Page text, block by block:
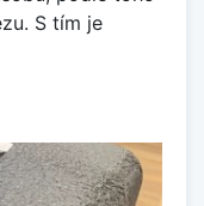
S tím je